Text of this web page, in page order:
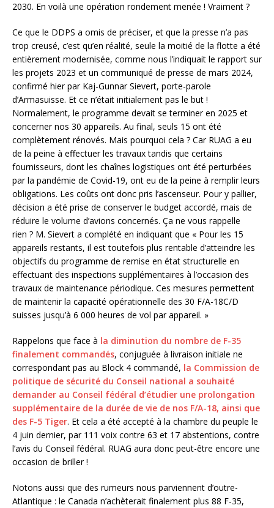
2030. En voilà une opération rondement menée ! Vraiment ?
Ce que le DDPS a omis de préciser, et que la presse n’a pas
trop creusé, c’est qu’en réalité, seule la moitié de la flotte a été
entièrement modernisée, comme nous l’indiquait le rapport sur
les projets 2023 et un communiqué de presse de mars 2024,
confirmé hier par Kaj-Gunnar Sievert, porte-parole
d’Armasuisse. Et ce n’était initialement pas le but !
Normalement, le programme devait se terminer en 2025 et
concerner nos 30 appareils. Au final, seuls 15 ont été
complètement rénovés. Mais pourquoi cela ? Car RUAG a eu
de la peine à effectuer les travaux tandis que certains
fournisseurs, dont les chaînes logistiques ont été perturbées
par la pandémie de Covid-19, ont eu de la peine à remplir leurs
obligations. Les coûts ont donc pris l’ascenseur. Pour y pallier,
décision a été prise de conserver le budget accordé, mais de
réduire le volume d’avions concernés. Ça ne vous rappelle
rien ? M. Sievert a complété en indiquant que « Pour les 15
appareils restants, il est toutefois plus rentable d’atteindre les
objectifs du programme de remise en état structurelle en
effectuant des inspections supplémentaires à l’occasion des
travaux de maintenance périodique. Ces mesures permettent
de maintenir la capacité opérationnelle des 30 F/A-18C/D
suisses jusqu’à 6 000 heures de vol par appareil. »
Rappelons que face à la diminution du nombre de F-35
finalement commandés, conjuguée à livraison initiale ne
correspondant pas au Block 4 commandé, la Commission de
politique de sécurité du Conseil national a souhaité
demander au Conseil fédéral d’étudier une prolongation
supplémentaire de la durée de vie de nos F/A-18, ainsi que
des F-5 Tiger. Et cela a été accepté à la chambre du peuple le
4 juin dernier, par 111 voix contre 63 et 17 abstentions, contre
l’avis du Conseil fédéral. RUAG aura donc peut-être encore une
occasion de briller !
Notons aussi que des rumeurs nous parviennent d’outre-
Atlantique : le Canada n’achèterait finalement plus 88 F-35,